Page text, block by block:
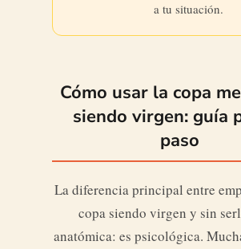
a tu situación.
Cómo usar la copa
siendo virgen: guía
paso
La diferencia principal entre
copa siendo virgen y sin
anatómica: es psicológica.